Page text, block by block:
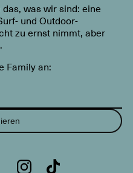
was wir sind: eine
und Outdoor-
zu ernst nimmt, aber
Family an: